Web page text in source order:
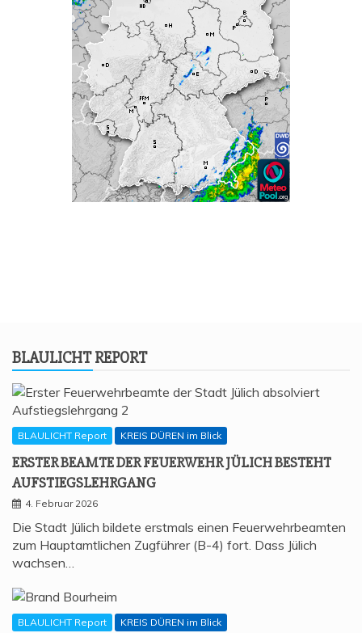
BLAU­LICHT REPORT
BLAULICHT Report KREIS DÜREN im Blick
ERS­TER BEAM­TE DER FEU­ER­WEHR JÜLICH BESTEHT
AUFSTIEGSLEHRGANG
4. Februar 2026
Die Stadt Jülich bildete erstmals einen Feuerwehrbeamten
zum Hauptamtlichen Zugführer (B-4) fort. Dass Jülich
wachsen…
BLAULICHT Report KREIS DÜREN im Blick